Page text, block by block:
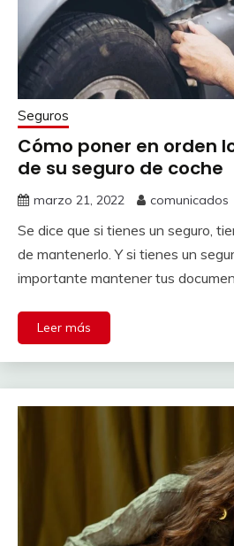
Seguros
Cómo poner en orden
de su seguro de coche
marzo 21, 2022 comunicados
Se dice que si tienes un seguro,
de mantenerlo. Y si tienes un
importante mantener tus
Leer más